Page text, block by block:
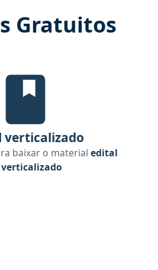
Gratuitos
Edital Verticalizado, material
verticalizado
baixar o materialedital
verticalizado